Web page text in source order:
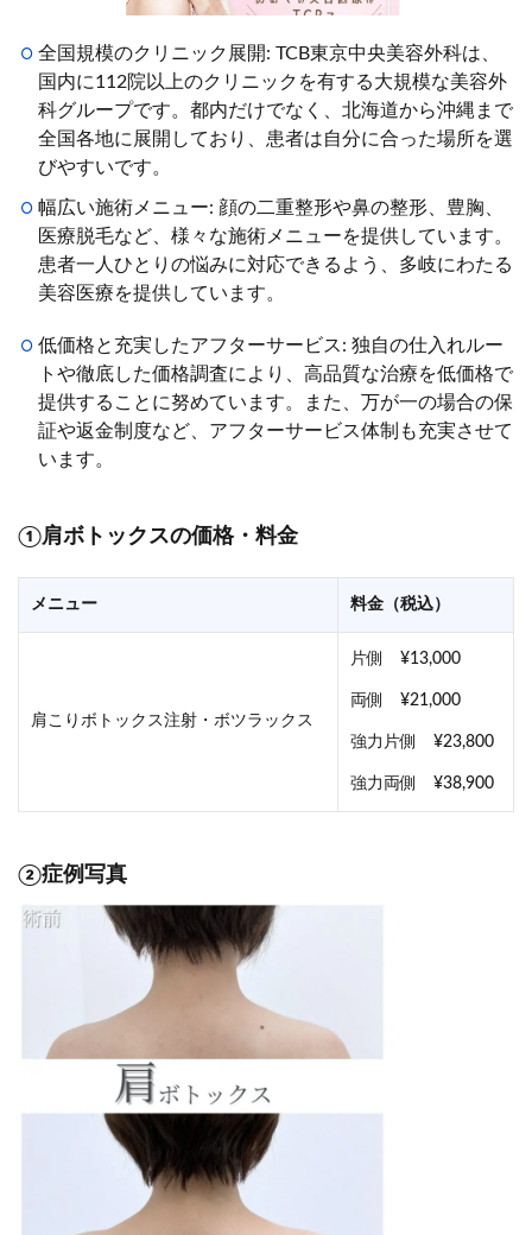
全国規模のクリニック展開: TCB東京中央美容外科は、
国内に112院以上のクリニックを有する大規模な美容外
科グループです。都内だけでなく、北海道から沖縄まで
全国各地に展開しており、患者は自分に合った場所を選
びやすいです。
幅広い施術メニュー: 顔の二重整形や鼻の整形、豊胸、
医療脱毛など、様々な施術メニューを提供しています。
患者一人ひとりの悩みに対応できるよう、多岐にわたる
美容医療を提供しています。
低価格と充実したアフターサービス: 独自の仕入れルー
トや徹底した価格調査により、高品質な治療を低価格で
提供することに努めています。また、万が一の場合の保
証や返金制度など、アフターサービス体制も充実させて
います。
①肩ボトックスの価格・料金
メニュー 料金（税込）
肩こりボトックス注射・ボツラックス
片側 ¥13,000
両側 ¥21,000
強力片側 ¥23,800
強力両側 ¥38,900
②症例写真